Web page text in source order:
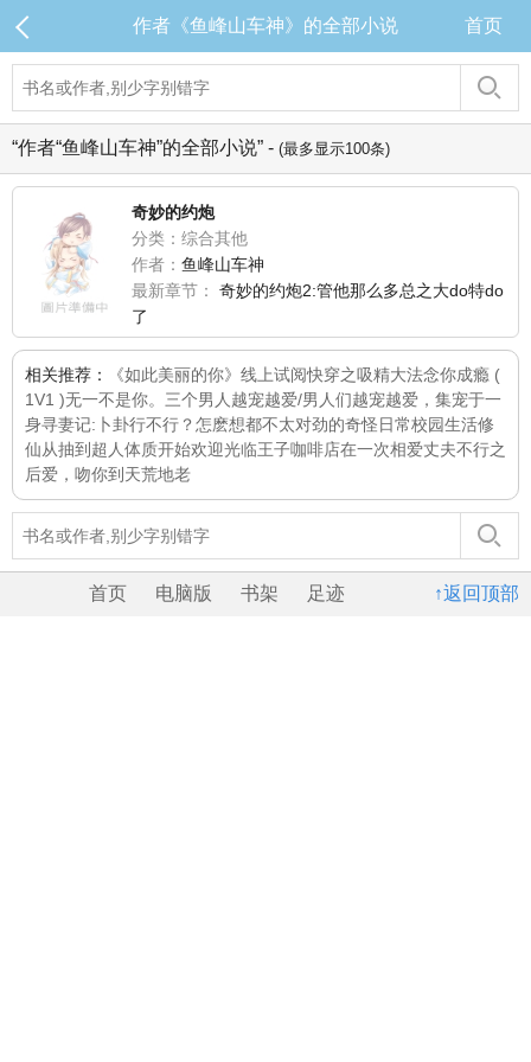
作者《鱼峰山车神》的全部小说 首页
“作者“鱼峰山车神”的全部小说” - (最多显示100条)
奇妙的约炮
分类：综合其他
作者： 鱼峰山车神
最新章节：
奇妙的约炮2:管他那么多总之大do特do
了
相关推荐： 《如此美丽的你》线上试阅快穿之吸精大法念你成瘾 (
1V1 )无一不是你。 三个男人越宠越爱/男人们越宠越爱，集宠于一
身寻妻记:卜卦行不行？怎麽想都不太对劲的奇怪日常校园生活修
仙从抽到超人体质开始欢迎光临王子咖啡店在一次相爱丈夫不行之
后爱，吻你到天荒地老
↑返回顶部
首页 电脑版 书架 足迹